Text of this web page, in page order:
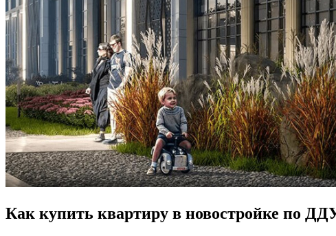
Как купить квартиру в новостройке по